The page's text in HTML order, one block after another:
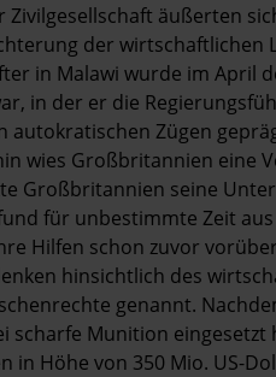
Zivilgesellschaft äußerten
der wirtschaftlichen
in Malawi wurde im April
in der er die
autokratischen Zügen
wies Großbritannien eine
Großbritannien seine
für unbestimmte Zeit
Hilfen schon zuvor
hinsichtlich des
genannt.
scharfe Munition eingesetzt
in Höhe von 350 Mio. US-